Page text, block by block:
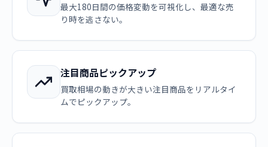
最大180日間の価格変動を可視化し、最適な売
り時を逃さない。
注目商品ピックアップ
買取相場の動きが大きい注目商品をリアルタイ
ムでピックアップ。